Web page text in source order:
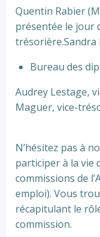
Quentin Rabier
présentée le jour
trésorière.Sandra
Bureau des
Audrey Lestage,
Maguer, vice-
N’hésitez pas à
participer à la vie
commissions de
emploi). Vous
récapitulant le
commission.